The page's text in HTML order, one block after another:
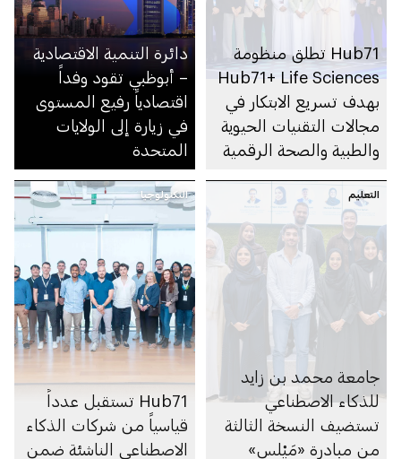
Hub71 تطلق منظومة
Hub71+ Life Sciences
بهدف تسريع الابتكار في
مجالات التقنيات الحيوية
والطبية والصحة الرقمية
دائرة التنمية الاقتصادية
– أبوظبي تقود وفداً
اقتصادياً رفيع المستوى
في زيارة إلى الولايات
المتحدة
التعليم
جامعة محمد بن زايد
للذكاء الاصطناعي
تستضيف النسخة الثالثة
من مبادرة «مَيْلس»
التكنولوجيا
Hub71 تستقبل عدداً
قياسياً من شركات الذكاء
الاصطناعي الناشئة ضمن